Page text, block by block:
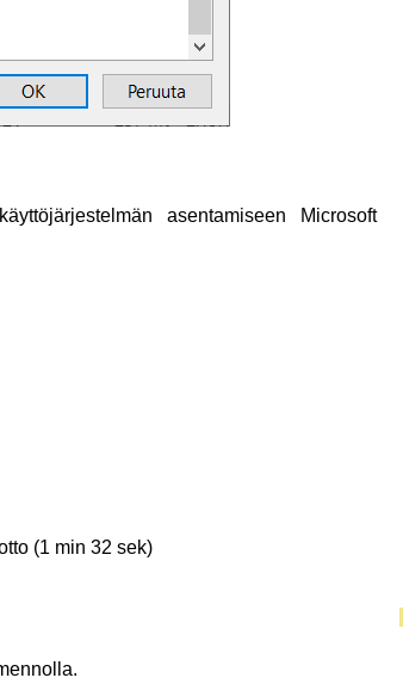
asentamiseen Microsoft
(1 min 32 sek)